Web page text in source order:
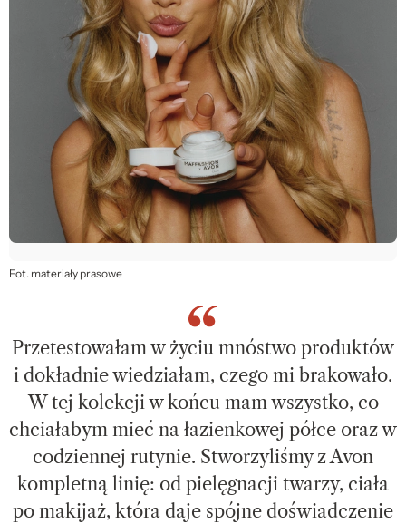
Fot. materiały prasowe
Przetestowałam w życiu mnóstwo produktów
i dokładnie wiedziałam, czego mi brakowało.
W tej kolekcji w końcu mam wszystko, co
chciałabym mieć na łazienkowej półce oraz w
codziennej rutynie. Stworzyliśmy z Avon
kompletną linię: od pielęgnacji twarzy, ciała
po makijaż, która daje spójne doświadczenie